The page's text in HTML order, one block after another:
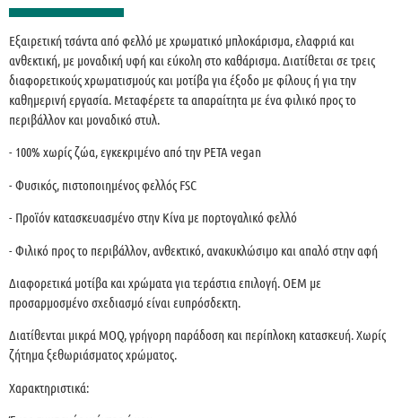
Εξαιρετική τσάντα από φελλό με χρωματικό μπλοκάρισμα, ελαφριά και
ανθεκτική, με μοναδική υφή και εύκολη στο καθάρισμα. Διατίθεται σε τρεις
διαφορετικούς χρωματισμούς και μοτίβα για έξοδο με φίλους ή για την
καθημερινή εργασία. Μεταφέρετε τα απαραίτητα με ένα φιλικό προς το
περιβάλλον και μοναδικό στυλ.
- 100% χωρίς ζώα, εγκεκριμένο από την PETA vegan
- Φυσικός, πιστοποιημένος φελλός FSC
- Προϊόν κατασκευασμένο στην Κίνα με πορτογαλικό φελλό
- Φιλικό προς το περιβάλλον, ανθεκτικό, ανακυκλώσιμο και απαλό στην αφή
Διαφορετικά μοτίβα και χρώματα για τεράστια επιλογή. OEM με
προσαρμοσμένο σχεδιασμό είναι ευπρόσδεκτη.
Διατίθενται μικρά MOQ, γρήγορη παράδοση και περίπλοκη κατασκευή. Χωρίς
ζήτημα ξεθωριάσματος χρώματος.
Χαρακτηριστικά: